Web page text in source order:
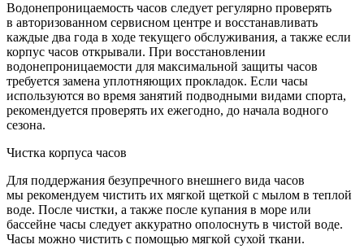
Водонепроницаемость часов следует регулярно проверять
в авторизованном сервисном центре и восстанавливать
каждые два года в ходе текущего обслуживания, а также если
корпус часов открывали. При восстановлении
водонепроницаемости для максимальной защиты часов
требуется замена уплотняющих прокладок. Если часы
используются во время занятий подводными видами спорта,
рекомендуется проверять их ежегодно, до начала водного
сезона.
Чистка корпуса часов
Для поддержания безупречного внешнего вида часов
мы рекомендуем чистить их мягкой щеткой с мылом в теплой
воде. После чистки, а также после купания в море или
бассейне часы следует аккуратно ополоснуть в чистой воде.
Часы можно чистить с помощью мягкой сухой ткани.